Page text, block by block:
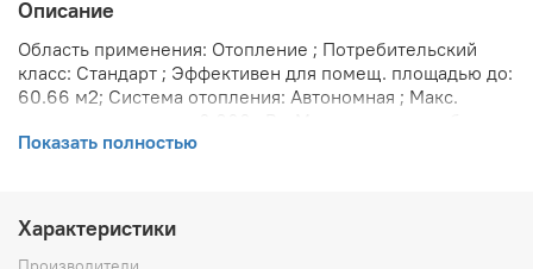
Описание
Область применения: Отопление ; Потребительский
класс: Стандарт ; Эффективен для помещ. площадью до:
60.66 м2; Система отопления: Автономная ; Макс.
давление: 10 бар; Предельное давление: 25 бар;
размещения: Горизонтальное ; Вид установки
(крепления): Настенная ; Макс. температура
теплоносителя: 110 °С; Межосевое расстояние: 245 мм;
Показать полностью
Характеристики